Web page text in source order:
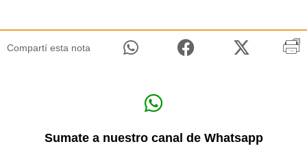
Compartí esta nota
Sumate a nuestro canal de Whatsapp